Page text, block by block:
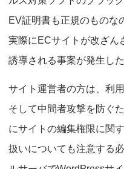
EV証明書も正規のものな
実際にECサイトが改ざん
誘導される事案が発生し
サイト運営者の方は、利
そして中間者攻撃を防ぐ
にサイトの編集権限に関
扱いについても注意する